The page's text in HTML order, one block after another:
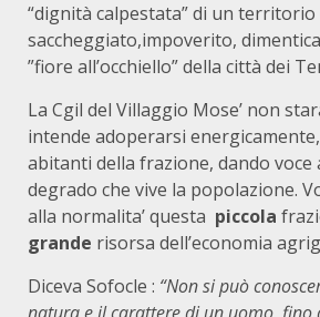
“dignità calpestata” di un territorio
saccheggiato,impoverito,
”fiore all’occhiello” della città dei
La Cgil del Villaggio Mose’ non
intende adoperarsi
abitanti della frazione, dando voce
degrado che vive la popolazione.
alla normalita’ questa piccola
grande risorsa dell’economia
Diceva Sofocle : “Non si può